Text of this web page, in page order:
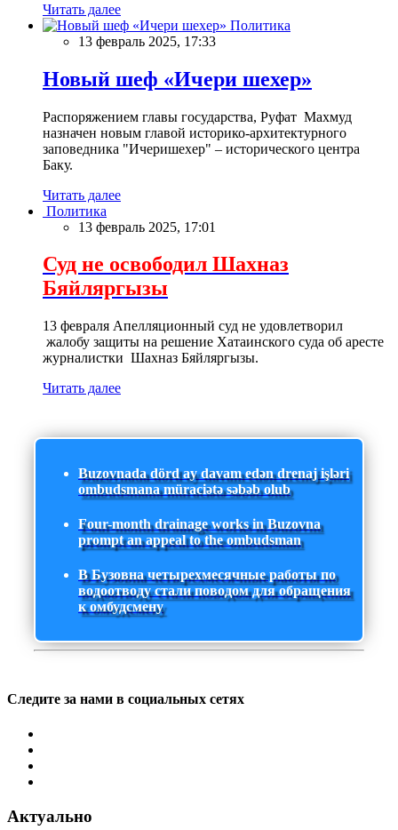
Читать далее
Политика
13 февраль 2025, 17:33
Новый шеф «Ичери шехер»
Распоряжением главы государства, Руфат Махмуд
назначен новым главой историко-архитектурного
заповедника "Ичеришехер" – исторического центра
Баку.
Читать далее
Политика
13 февраль 2025, 17:01
Суд не освободил Шахназ
Бяйляргызы
13 февраля Апелляционный суд не удовлетворил
жалобу защиты на решение Хатаинского суда об аресте
журналистки Шахназ Бяйляргызы.
Читать далее
Buzovnada dörd ay davam edən drenaj işləri
ombudsmana müraciətə səbəb olub
Four-month drainage works in Buzovna
prompt an appeal to the ombudsman
В Бузовна четырехмесячные работы по
водоотводу стали поводом для обращения
к омбудсмену
Следите за нами в социальных сетях
Актуально